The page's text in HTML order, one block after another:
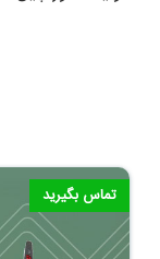
تماس بگیرید